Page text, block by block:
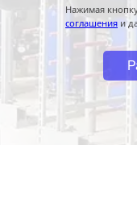
Нажимая
соглашения и